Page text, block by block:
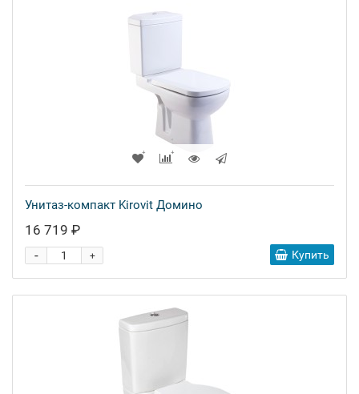
Унитаз-компакт Kirovit Домино
16 719 ₽
+
- Купить